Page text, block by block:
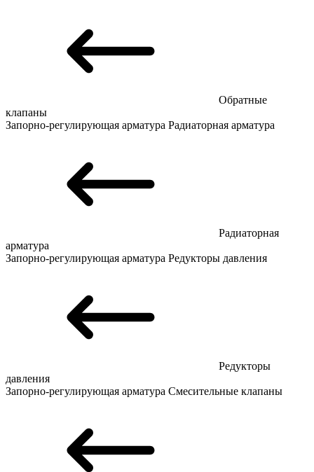
Обратные
клапаны
Запорно-регулирующая арматура Радиаторная арматура
Радиаторная
арматура
Запорно-регулирующая арматура Редукторы давления
Редукторы
давления
Запорно-регулирующая арматура Смесительные клапаны